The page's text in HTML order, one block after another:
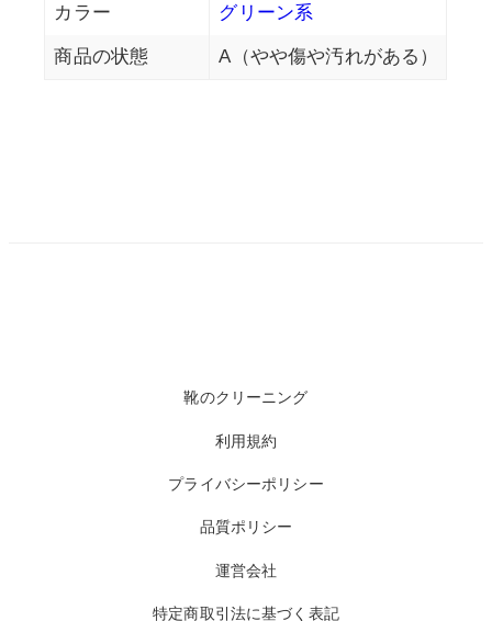
カラー グリーン系
商品の状態 A（やや傷や汚れがある）
靴のクリーニング
利用規約
プライバシーポリシー
品質ポリシー
運営会社
特定商取引法に基づく表記